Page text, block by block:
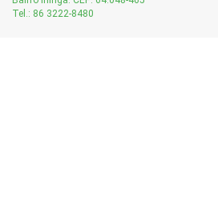
Tel.: 86 3222-8480